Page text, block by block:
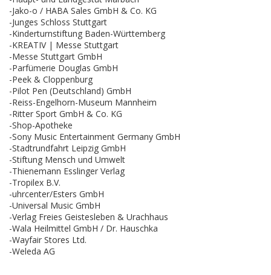
-Jako-o / HABA Sales GmbH & Co. KG
-Junges Schloss Stuttgart
-Kinderturnstiftung Baden-Württemberg
-KREATIV | Messe Stuttgart
-Messe Stuttgart GmbH
-Parfümerie Douglas GmbH
-Peek & Cloppenburg
-Pilot Pen (Deutschland) GmbH
-Reiss-Engelhorn-Museum Mannheim
-Ritter Sport GmbH & Co. KG
-Shop-Apotheke
-Sony Music Entertainment Germany GmbH
-Stadtrundfahrt Leipzig GmbH
-Stiftung Mensch und Umwelt
-Thienemann Esslinger Verlag
-Tropilex B.V.
-uhrcenter/Esters GmbH
-Universal Music GmbH
-Verlag Freies Geistesleben & Urachhaus
-Wala Heilmittel GmbH / Dr. Hauschka
-Wayfair Stores Ltd.
-Weleda AG